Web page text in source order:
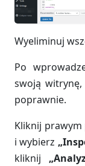
Wyeliminuj
Po
swoją witrynę,
poprawnie.
Kliknij
i wybierz
kliknij